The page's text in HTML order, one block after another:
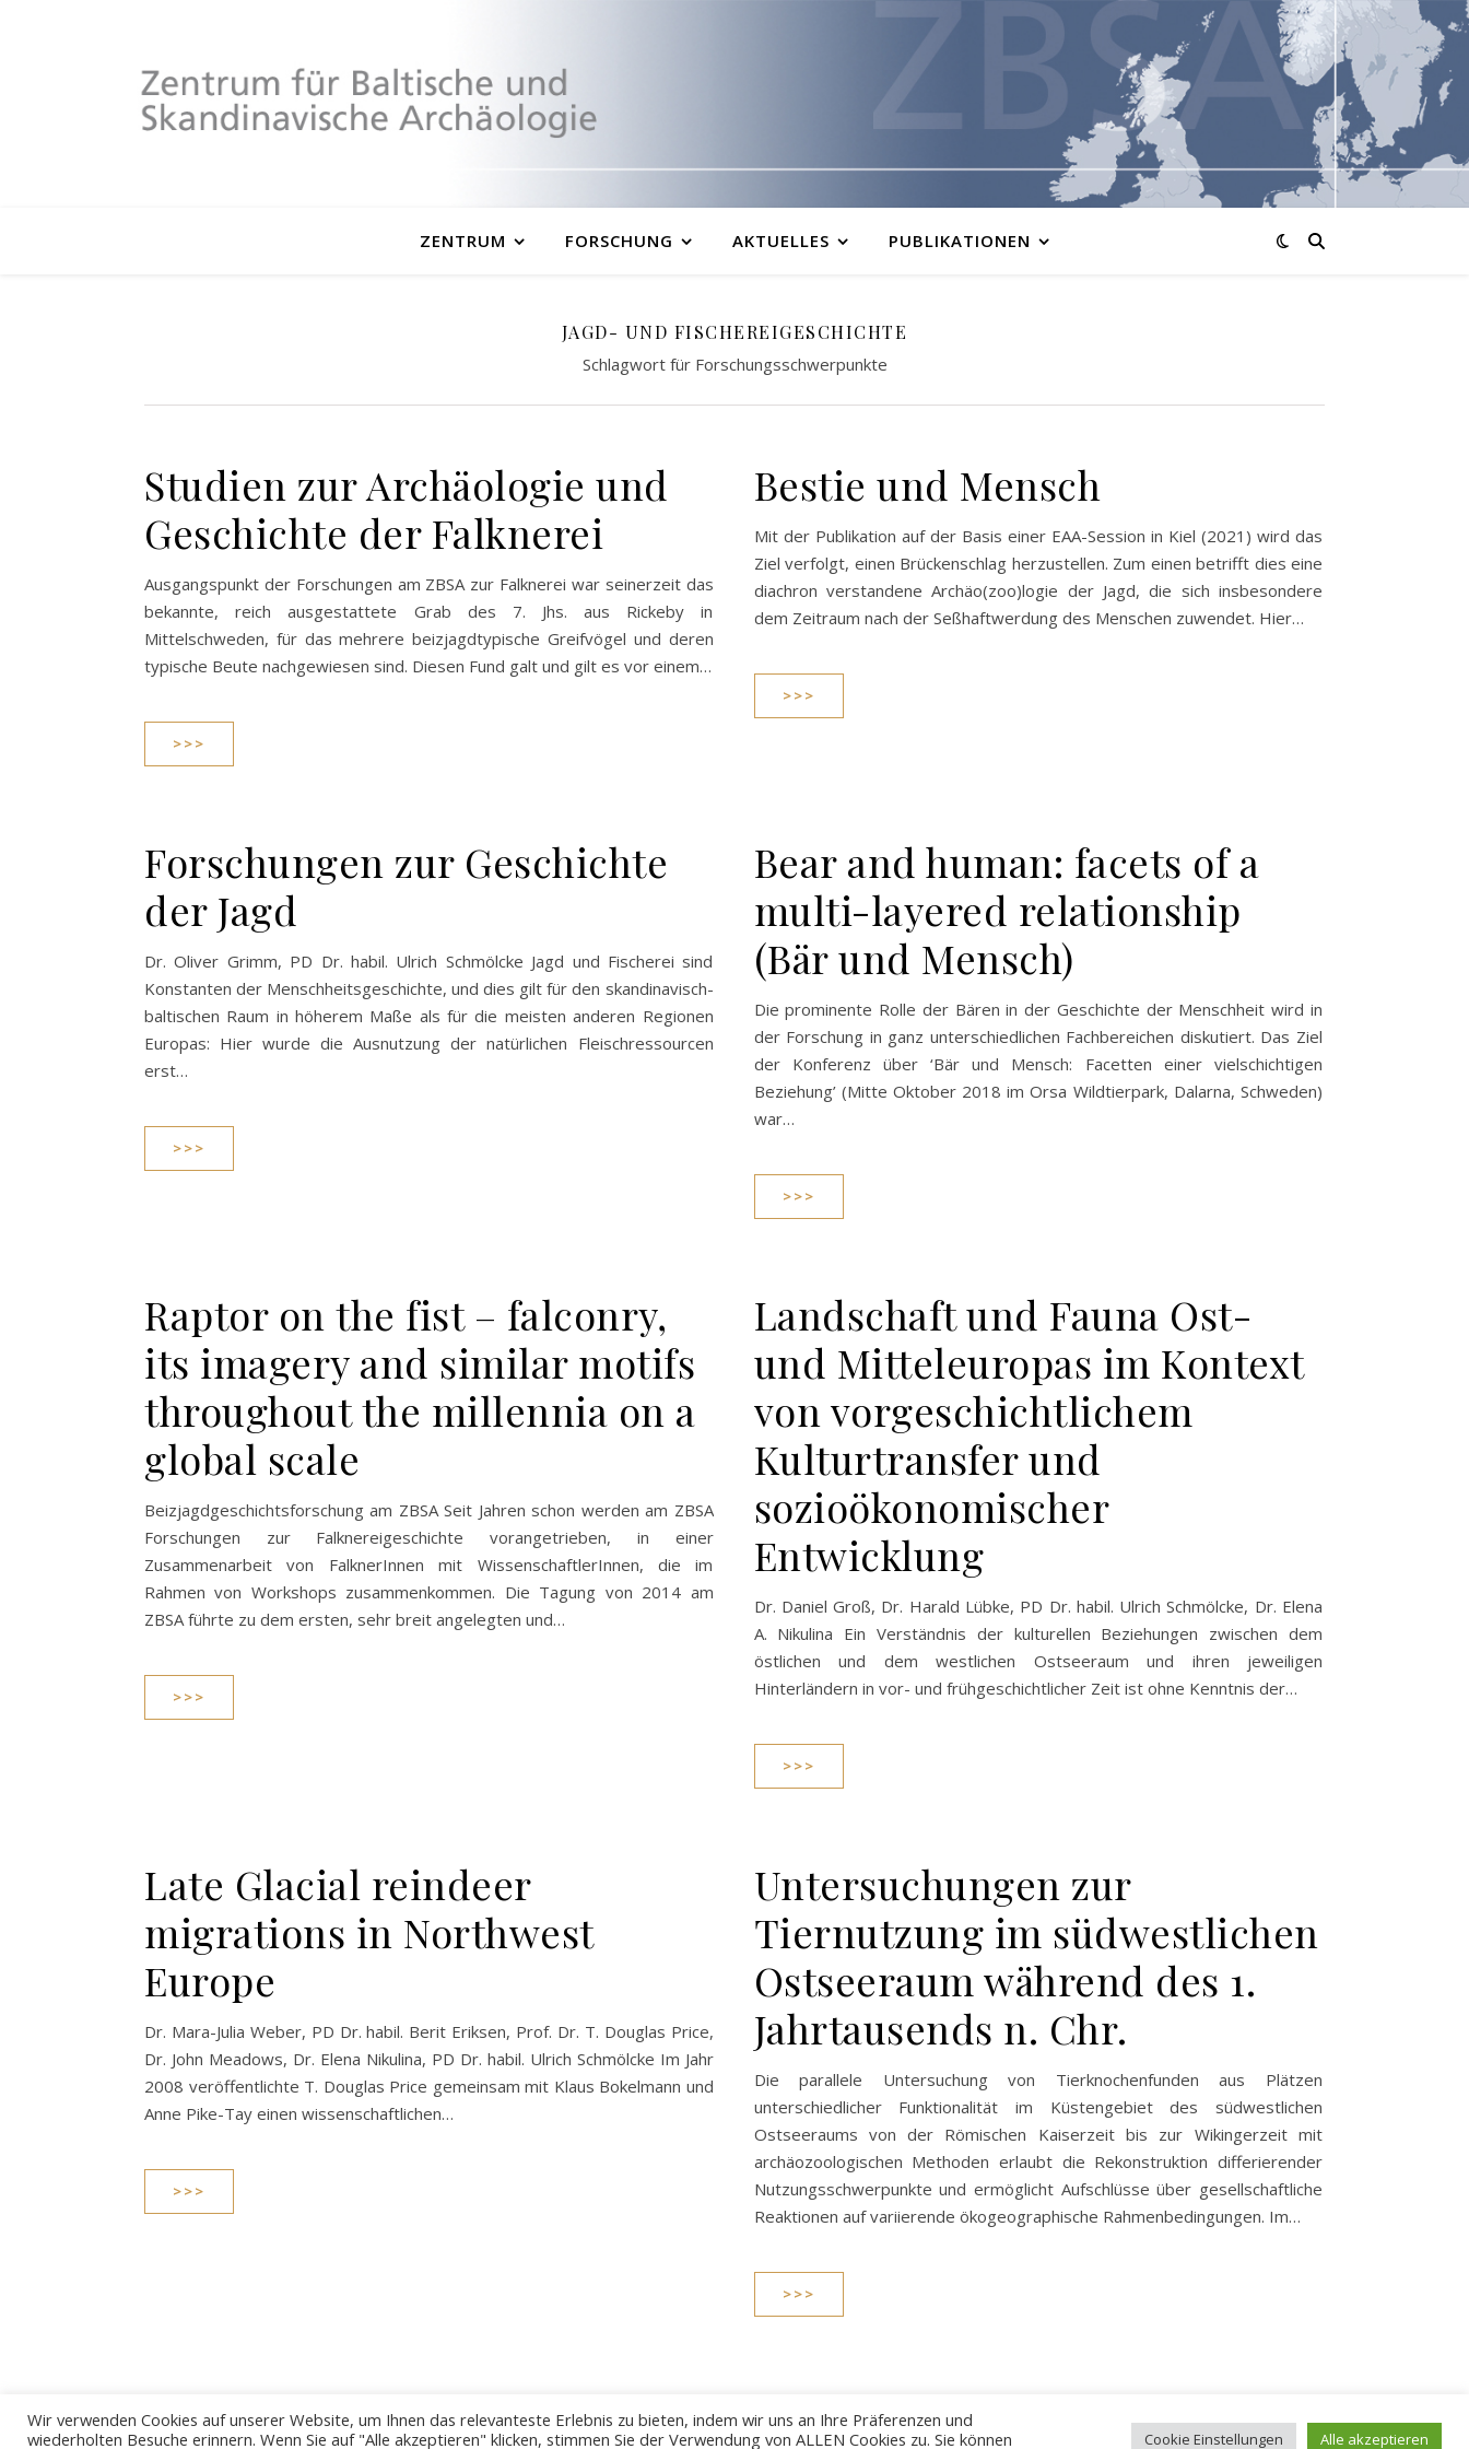
ZENTRUM FORSCHUNG AKTUELLES PUBLIKATIONEN
JAGD- UND FISCHEREIGESCHICHTE
Schlagwort für Forschungsschwerpunkte
Studien zur Archäologie und
Geschichte der Falknerei
Ausgangspunkt der Forschungen am ZBSA zur Falknerei war seinerzeit das
bekannte, reich ausgestattete Grab des 7. Jhs. aus Rickeby in
Mittelschweden, für das mehrere beizjagdtypische Greifvögel und deren
typische Beute nachgewiesen sind. Diesen Fund galt und gilt es vor einem…
>>>
Bestie und Mensch
Mit der Publikation auf der Basis einer EAA-Session in Kiel (2021) wird das
Ziel verfolgt, einen Brückenschlag herzustellen. Zum einen betrifft dies eine
diachron verstandene Archäo(zoo)logie der Jagd, die sich insbesondere
dem Zeitraum nach der Seßhaftwerdung des Menschen zuwendet. Hier…
>>>
Forschungen zur Geschichte
der Jagd
Dr. Oliver Grimm, PD Dr. habil. Ulrich Schmölcke Jagd und Fischerei sind
Konstanten der Menschheitsgeschichte, und dies gilt für den skandinavisch-
baltischen Raum in höherem Maße als für die meisten anderen Regionen
Europas: Hier wurde die Ausnutzung der natürlichen Fleischressourcen
erst…
>>>
Bear and human: facets of a
multi-layered relationship
(Bär und Mensch)
Die prominente Rolle der Bären in der Geschichte der Menschheit wird in
der Forschung in ganz unterschiedlichen Fachbereichen diskutiert. Das Ziel
der Konferenz über ‘Bär und Mensch: Facetten einer vielschichtigen
Beziehung’ (Mitte Oktober 2018 im Orsa Wildtierpark, Dalarna, Schweden)
war…
>>>
Raptor on the fist – falconry,
its imagery and similar motifs
throughout the millennia on a
global scale
Beizjagdgeschichtsforschung am ZBSA Seit Jahren schon werden am ZBSA
Forschungen zur Falknereigeschichte vorangetrieben, in einer
Zusammenarbeit von FalknerInnen mit WissenschaftlerInnen, die im
Rahmen von Workshops zusammenkommen. Die Tagung von 2014 am
ZBSA führte zu dem ersten, sehr breit angelegten und…
>>>
Landschaft und Fauna Ost-
und Mitteleuropas im Kontext
von vorgeschichtlichem
Kulturtransfer und
sozioökonomischer
Entwicklung
Dr. Daniel Groß, Dr. Harald Lübke, PD Dr. habil. Ulrich Schmölcke, Dr. Elena
A. Nikulina Ein Verständnis der kulturellen Beziehungen zwischen dem
östlichen und dem westlichen Ostseeraum und ihren jeweiligen
Hinterländern in vor- und frühgeschichtlicher Zeit ist ohne Kenntnis der…
>>>
Late Glacial reindeer
migrations in Northwest
Europe
Dr. Mara-Julia Weber, PD Dr. habil. Berit Eriksen, Prof. Dr. T. Douglas Price,
Dr. John Meadows, Dr. Elena Nikulina, PD Dr. habil. Ulrich Schmölcke Im Jahr
2008 veröffentlichte T. Douglas Price gemeinsam mit Klaus Bokelmann und
Anne Pike-Tay einen wissenschaftlichen…
>>>
Untersuchungen zur
Tiernutzung im südwestlichen
Ostseeraum während des 1.
Jahrtausends n. Chr.
Die parallele Untersuchung von Tierknochenfunden aus Plätzen
unterschiedlicher Funktionalität im Küstengebiet des südwestlichen
Ostseeraums von der Römischen Kaiserzeit bis zur Wikingerzeit mit
archäozoologischen Methoden erlaubt die Rekonstruktion differierender
Nutzungsschwerpunkte und ermöglicht Aufschlüsse über gesellschaftliche
Reaktionen auf variierende ökogeographische Rahmenbedingungen. Im…
>>>
Wir verwenden Cookies auf unserer Website, um Ihnen das relevanteste Erlebnis zu bieten, indem wir uns an Ihre Präferenzen und
wiederholten Besuche erinnern. Wenn Sie auf "Alle akzeptieren" klicken, stimmen Sie der Verwendung von ALLEN Cookies zu. Sie können
Cookie Einstellungen Alle akzeptieren